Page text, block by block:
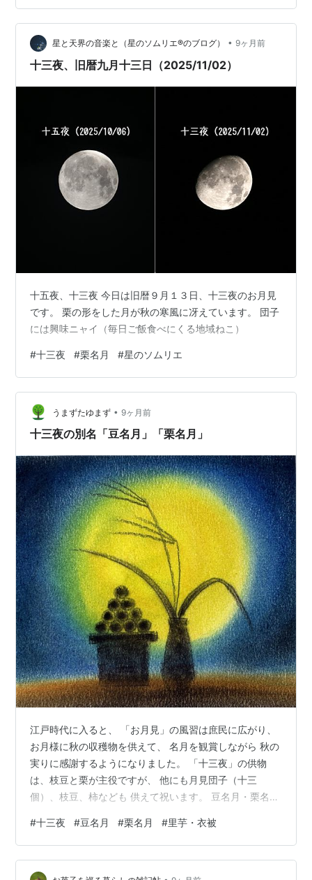
いて、締めくくりは大好きなソフトクリーム。 昨日はか
ぼすソフト 美味しかった！ ＊＊ そして十三夜 東京はき
れいに見えました お供えをして、十三夜を楽しみまし
た。 たねや銀座三越店で購入した「栗名月」 ～11月2日
星と天界の音楽と（星のソムリエ®のブログ） • 9ヶ月前
十三夜、旧暦九月十三日（2025/11/02）
十五夜、十三夜 今日は旧暦９月１３日、十三夜のお月見
です。 栗の形をした月が秋の寒風に冴えています。 団子
には興味ニャイ（毎日ご飯食べにくる地域ねこ）
#十三夜 #栗名月 #星のソムリエ
うまずたゆまず • 9ヶ月前
十三夜の別名「豆名月」「栗名月」
江戸時代に入ると、 「お月見」の風習は庶民に広がり、
お月様に秋の収穫物を供えて、 名月を観賞しながら 秋の
実りに感謝するようになりました。 「十三夜」の供物
は、枝豆と栗が主役ですが、 他にも月見団子（十三
個）、枝豆、柿なども 供えて祝います。 豆名月・栗名月
習も 豆名月・栗名月 「中秋の名月（十五夜）」が里芋を
多用して 「芋名月」と呼ばれるのに対して、 「十三夜」
は「豆名月｣ ｢栗名月」とも呼ばれ、 「枝豆」と「栗」を
#十三夜 #豆名月 #栗名月 #里芋・衣被